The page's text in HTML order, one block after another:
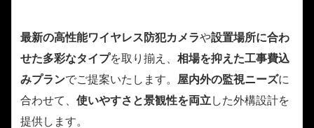
最新の高性能ワイヤレス防犯カメラや設置場所に合わ
せた多彩なタイプを取り揃え、 相場を抑えた工事費込
みプランでご提案いたします。 屋内外の監視ニーズに
合わせて、 使いやすさと景観性を両立 した外構設計を
提供します。